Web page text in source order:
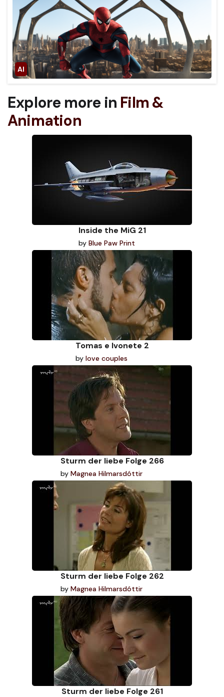
Explore more in Film &
Animation
Inside the MiG 21
by Blue Paw Print
Tomas e Ivonete 2
by love couples
Sturm der liebe Folge 266
by Magnea Hilmarsdóttir
Sturm der liebe Folge 262
by Magnea Hilmarsdóttir
Sturm der liebe Folge 261